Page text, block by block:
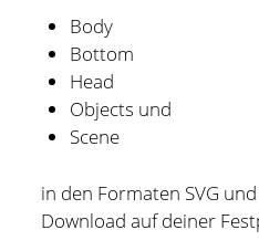
Holger Modler
Body
Bottom
Head
Objects und
Scene
in den Formaten SVG
Download auf deiner